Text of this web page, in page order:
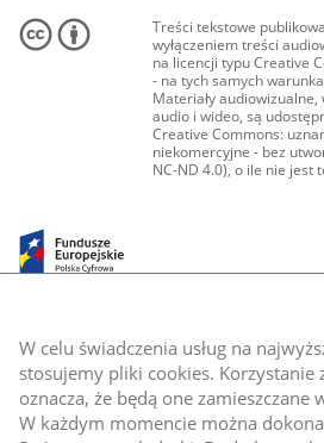
W celu świadczenia usług na
stosujemy pliki cookies. Korzystanie
oznacza, że będą one zamieszczane
W każdym momencie można
Treści tekstowe
wyłączeniem treści
na licencji typu Creative
- na tych samych
Materiały
audio i wideo, są
Creative Commons:
niekomercyjne - bez
NC-ND 4.0), o ile nie jest